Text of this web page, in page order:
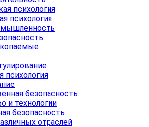
психология
психология
психология
безопасность
и технологии
безопасность
отраслей